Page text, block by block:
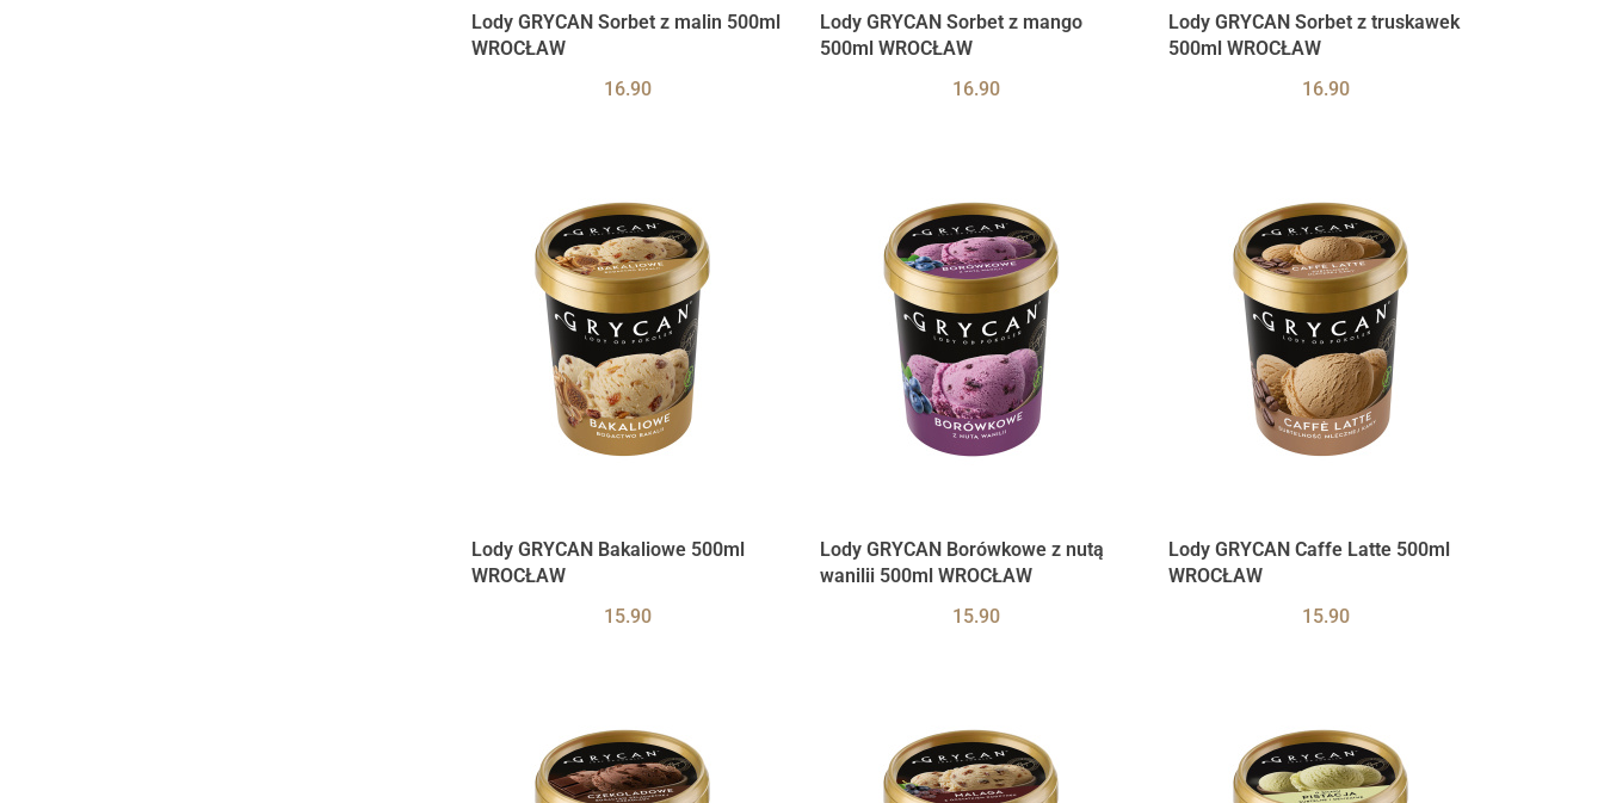
Lody GRYCAN Sorbet z malin 500ml
WROCŁAW
16.90
Lody GRYCAN Sorbet z mango
500ml WROCŁAW
16.90
Lody GRYCAN Sorbet z truskawek
500ml WROCŁAW
16.90
Lody GRYCAN Bakaliowe 500ml
WROCŁAW
15.90
Lody GRYCAN Borówkowe z nutą
wanilii 500ml WROCŁAW
15.90
Lody GRYCAN Caffe Latte 500ml
WROCŁAW
15.90